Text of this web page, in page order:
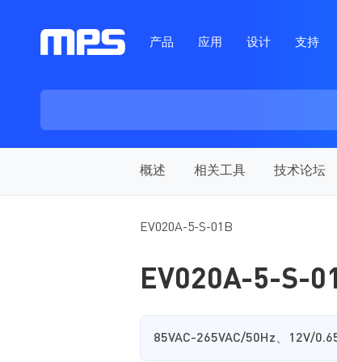
产品 应用 设计 支持
概述 相关工具 技术论坛
EV020A-5-S-01B
EV020A-5-S-
85VAC-265VAC/50Hz、12V/